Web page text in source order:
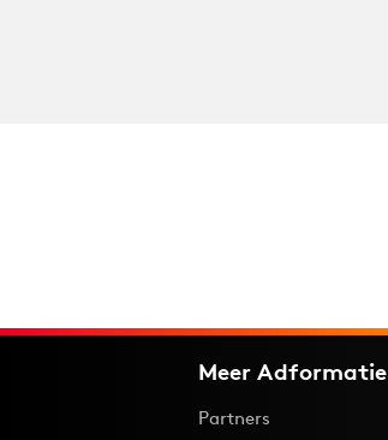
Meer Adformatie
Partners